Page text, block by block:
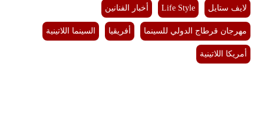
لايف ستايل Life Style أخبار الفنانين
مهرجان قرطاج الدولي للسينما أفريقيا السينما اللاتينية
أمريكا اللاتينية